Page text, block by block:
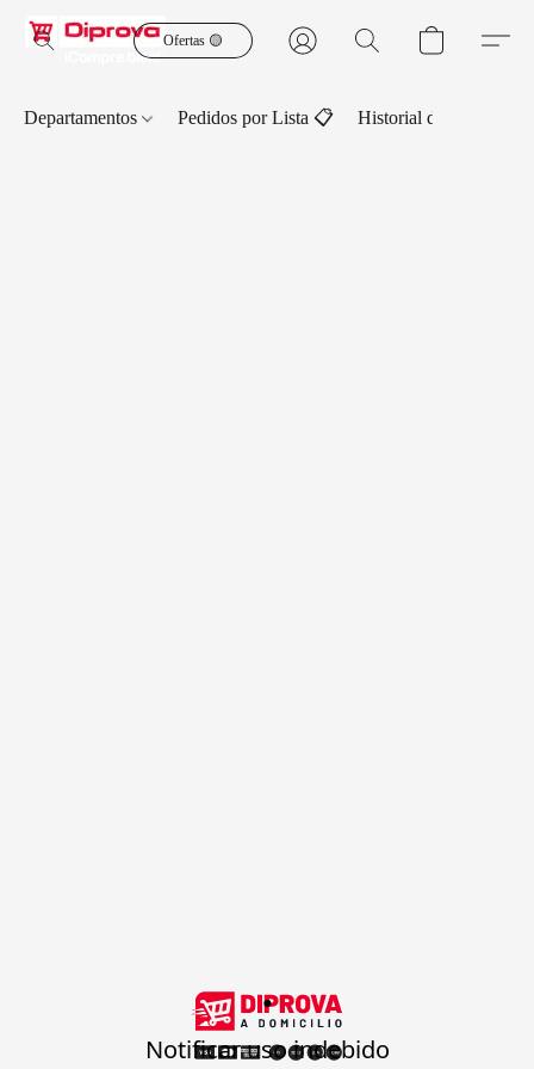
Ofertas 🟡
Departamentos Pedidos por Lista 📋 Historial de Pedidos
.
Notificar uso indebido